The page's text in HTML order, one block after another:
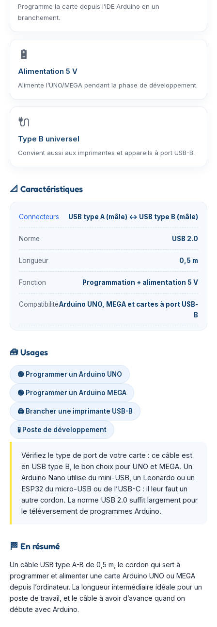
Programme la carte depuis l’IDE Arduino en un
branchement.
🔋
Alimentation 5 V
Alimente l’UNO/MEGA pendant la phase de développement.
🔌
Type B universel
Convient aussi aux imprimantes et appareils à port USB-B.
📐 Caractéristiques
Connecteurs USB type A (mâle) ↔ USB type B (mâle)
Norme USB 2.0
Longueur 0,5 m
Fonction Programmation + alimentation 5 V
CompatibilitéArduino UNO, MEGA et cartes à port USB-
B
🧰Usages
🟢 Programmer un Arduino UNO
🟢 Programmer un Arduino MEGA
🖨️ Brancher une imprimante USB-B
🧪 Poste de développement
Vérifiez le type de port de votre carte : ce câble est
en USB type B, le bon choix pour UNO et MEGA. Un
Arduino Nano utilise du mini-USB, un Leonardo ou un
ESP32 du micro-USB ou de l’USB-C : il leur faut un
autre cordon. La norme USB 2.0 suffit largement pour
le téléversement de programmes Arduino.
🏁 En résumé
Un câble USB type A-B de 0,5 m, le cordon qui sert à
programmer et alimenter une carte Arduino UNO ou MEGA
depuis l’ordinateur. La longueur intermédiaire idéale pour un
poste de travail, et le câble à avoir d’avance quand on
débute avec Arduino.